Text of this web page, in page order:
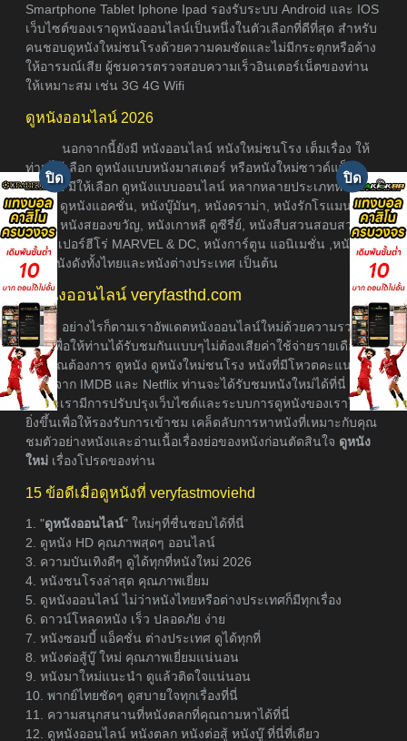
Smartphone Tablet Iphone Ipad รองรับระบบ Android และ IOS
เว็บไซต์ของเราดูหนังออนไลน์เป็นหนึ่งในตัวเลือกที่ดีที่สุด สำหรับ
คนชอบดูหนังใหม่ชนโรงด้วยความคมชัดและไม่มีกระตุกหรือค้าง
ให้อารมณ์เสีย ผู้ชมควรตรวจสอบความเร็วอินเตอร์เน็ตของท่าน
ให้เหมาะสม เช่น 3G 4G Wifi
ดูหนังออนไลน์ 2026
นอกจากนี้ยังมี หนังออนไลน์ หนังใหม่ชนโรง เต็มเรื่อง ให้
ท่านได้เลือก ดูหนังแบบหนังมาสเตอร์ หรือหนังใหม่ซาวด์แท็รก
ซับไทย มีให้เลือก ดูหนังแบบออนไลน์ หลากหลายประเภทหนัง อา
ธิเช่น ดูหนังแอคชั่น, หนังบู๊มันๆ, หนังดราม่า, หนังรักโรแมนติก,
หนังผี หนังสยองขวัญ, หนังเกาหลี ดูซีรี่ย์, หนังสืบสวนสอบสวน,
หนังซุเปอร์ฮีโร่ MARVEL & DC, หนังการ์ตูน แอนิเมชั่น ,หนังภาค
ต่อ, หนังดังทั้งไทยและหนังต่างประเทศ เป็นต้น
ดูหนังออนไลน์ veryfasthd.com
อย่างไรก็ตามเราอัพเดตหนังออนไลน์ใหม่ด้วยความรวดเร็ว
ที่สุดเพื่อให้ท่านได้รับชมกันแบบๆไม่ต้องเสียค่าใช้จ่ายรายเดือน
หากคุณต้องการ ดูหนัง ดูหนังใหม่ชนโรง หนังที่มีโหวตคะแนนเรต
ติ้งสูงจาก IMDB และ Netflix ท่านจะได้รับชมหนังใหม่ได้ที่นี่
เพราะเรามีการปรับปรุงเว็บไซต์และระบบการดูหนังของเราให้ดี
ยิ่งขึ้นเพื่อให้รองรับการเข้าชม เคล็ดลับการหาหนังที่เหมาะกับคุณ
ชมตัวอย่างหนังและอ่านเนื้อเรื่องย่อของหนังก่อนตัดสินใจ ดูหนัง
ใหม่ เรื่องโปรดของท่าน
15 ข้อดีเมื่อดูหนังที่ veryfastmoviehd
1. "ดูหนังออนไลน์" ใหม่ๆที่ชื่นชอบได้ที่นี่
2. ดูหนัง HD คุณภาพสุดๆ ออนไลน์
3. ความบันเทิงดีๆ ดูได้ทุกที่หนังใหม่ 2026
4. หนังชนโรงล่าสุด คุณภาพเยี่ยม
5. ดูหนังออนไลน์ ไม่ว่าหนังไทยหรือต่างประเทศก็มีทุกเรื่อง
6. ดาวน์โหลดหนัง เร็ว ปลอดภัย ง่าย
7. หนังซอมบี้ แอ็คชั่น ต่างประเทศ ดูได้ทุกที่
8. หนังต่อสู้บู๊ ใหม่ คุณภาพเยี่ยมแน่นอน
9. หนังมาใหม่แนะนำ ดูแล้วติดใจแน่นอน
10. พากย์ไทยชัดๆ ดูสบายใจทุกเรื่องที่นี่
11. ความสนุกสนานที่หนังตลกที่คุณถามหาได้ที่นี่
12. ดูหนังออนไลน์ หนังตลก หนังต่อสู้ หนังบู๊ ที่นี่ที่เดียว